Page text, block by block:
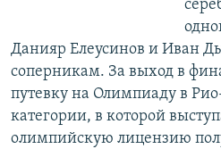
Данияр Елеусинов и Иван
соперникам. За выход в
путевку на Олимпиаду в
категории, в которой
олимпийскую лицензию